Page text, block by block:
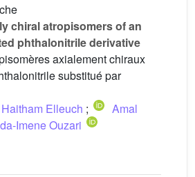
chiral atropisomers of an
phthalonitrile derivative
axialement chiraux
substitué par
Haitham Elleuch ;
Amal
Imene Ouzari